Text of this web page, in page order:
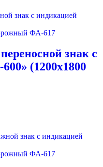
знак с
(1200х1800